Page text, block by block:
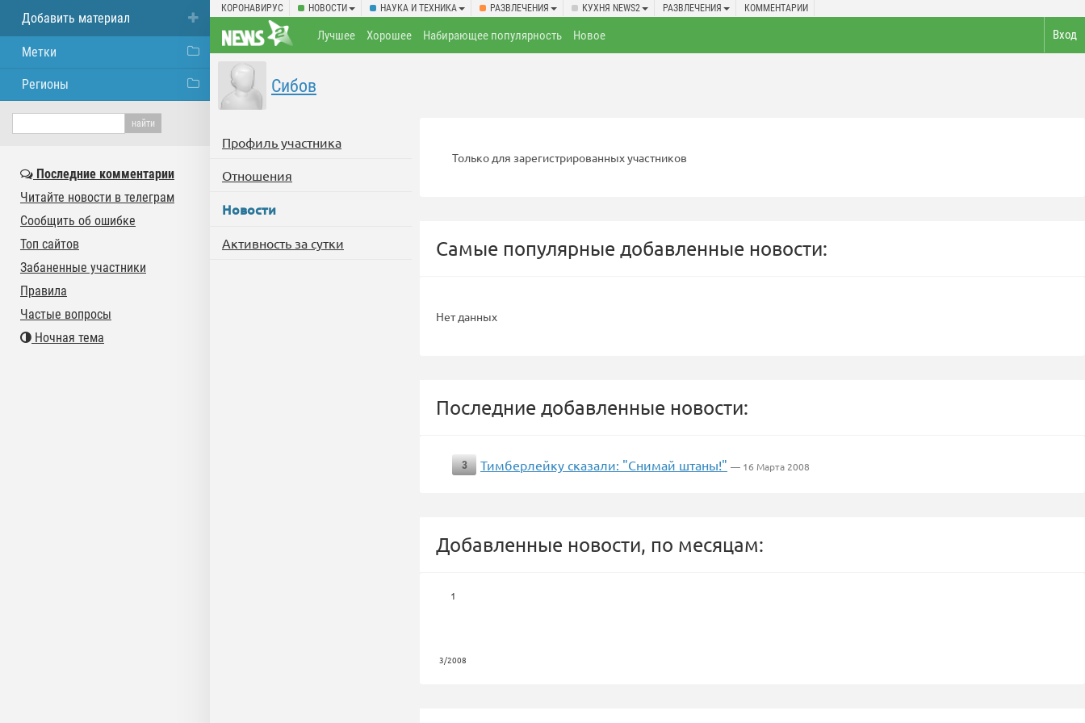
КОРОНАВИРУС НОВОСТИ НАУКА И ТЕХНИКА РАЗВЛЕЧЕНИЯ КУХНЯ NEWS2 РАЗВЛЕЧЕНИЯ КОММЕНТАРИИ
Вход
Лучшее Хорошее Набирающее популярность Новое
Сибов
Профиль участника
Отношения
Новости
Активность за сутки
Только для зарегистрированных участников
Самые популярные добавленные новости:
Нет данных
Последние добавленные новости:
3 Тимберлейку сказали: "Снимай штаны!" — 16 Марта 2008
Добавленные новости, по месяцам:
1
3/2008
Добавить материал
Метки
Регионы
Последние комментарии
Читайте новости в телеграм
Сообщить об ошибке
Топ сайтов
Забаненные участники
Правила
Частые вопросы
Ночная тема